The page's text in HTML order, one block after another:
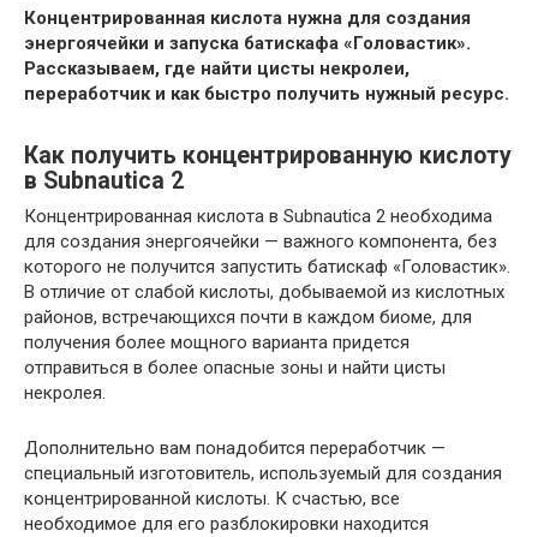
Концентрированная кислота нужна для создания
энергоячейки и запуска батискафа «Головастик».
Рассказываем, где найти цисты некролеи,
переработчик и как быстро получить нужный ресурс.
Как получить концентрированную кислоту
в Subnautica 2
Концентрированная кислота в Subnautica 2 необходима
для создания энергоячейки — важного компонента, без
которого не получится запустить батискаф «Головастик».
В отличие от слабой кислоты, добываемой из кислотных
районов, встречающихся почти в каждом биоме, для
получения более мощного варианта придется
отправиться в более опасные зоны и найти цисты
некролея.
Дополнительно вам понадобится переработчик —
специальный изготовитель, используемый для создания
концентрированной кислоты. К счастью, все
необходимое для его разблокировки находится